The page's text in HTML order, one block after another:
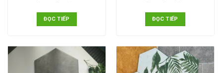
ĐỌC TIẾP ĐỌC TIẾP